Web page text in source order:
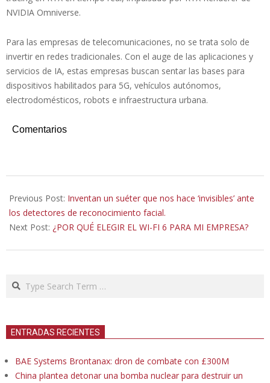
NVIDIA Omniverse.
Para las empresas de telecomunicaciones, no se trata solo de
invertir en redes tradicionales. Con el auge de las aplicaciones y
servicios de IA, estas empresas buscan sentar las bases para
dispositivos habilitados para 5G, vehículos autónomos,
electrodomésticos, robots e infraestructura urbana.
Comentarios
10-
31
Previous Post: Inventan un suéter que nos hace ‘invisibles’ ante
los detectores de reconocimiento facial.
Next Post: ¿POR QUÉ ELEGIR EL WI-FI 6 PARA MI EMPRESA?
Search
ENTRADAS RECIENTES
BAE Systems Brontanax: dron de combate con £300M
China plantea detonar una bomba nuclear para destruir un